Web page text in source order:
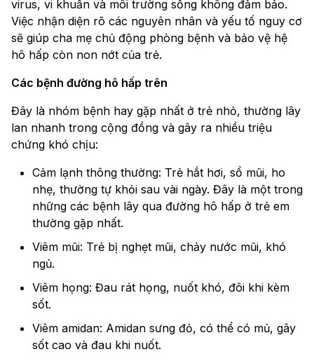
virus, vi khuẩn và môi trường sống không đảm bảo.
Việc nhận diện rõ các nguyên nhân và yếu tố nguy cơ
sẽ giúp cha mẹ chủ động phòng bệnh và bảo vệ hệ
hô hấp còn non nớt của trẻ.
Các bệnh đường hô hấp trên
Đây là nhóm bệnh hay gặp nhất ở trẻ nhỏ, thường lây
lan nhanh trong cộng đồng và gây ra nhiều triệu
chứng khó chịu:
Cảm lạnh thông thường: Trẻ hắt hơi, sổ mũi, ho
nhẹ, thường tự khỏi sau vài ngày. Đây là một trong
những các bệnh lây qua đường hô hấp ở trẻ em
thường gặp nhất.
Viêm mũi: Trẻ bị nghẹt mũi, chảy nước mũi, khó
ngủ.
Viêm họng: Đau rát họng, nuốt khó, đôi khi kèm
sốt.
Viêm amidan: Amidan sưng đỏ, có thể có mủ, gây
sốt cao và đau khi nuốt.